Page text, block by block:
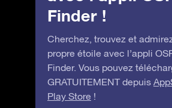
Finder !
Cherchez, trouvez et
propre étoile avec l’appli
Finder. Vous pouvez
GRATUITEMENT depuis
Play Store !